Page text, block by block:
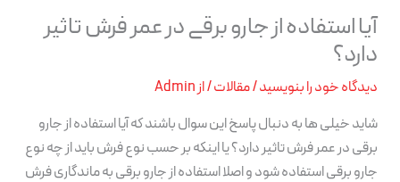
آیا استفاده از جارو برقی در عمر فرش تاثیر
دارد؟
دیدگاه‌ خود را بنویسید/مقالات/ ازAdmin
شاید خیلی ها به دنبال پاسخ این سوال باشند که آیا استفاده از جارو
برقی در عمر فرش تاثیر دارد؟ یا اینکه بر حسب نوع فرش باید از چه نوع
جارو برقی استفاده شود و اصلا استفاده از جارو برقی به ماندگاری فرش